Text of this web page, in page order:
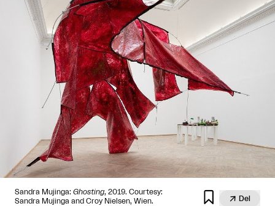
Sandra Mujinga: Ghosting, 2019. Courtesy:
Sandra Mujinga and Croy Nielsen, Wien.
  Del